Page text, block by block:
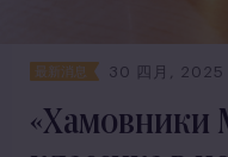
最新消息 30 四月, 2025
«Хамовники